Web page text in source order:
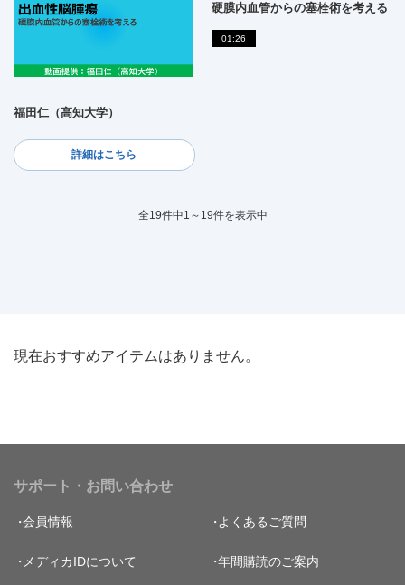
硬膜内血管からの塞栓術を考える
01:26
福田仁（高知大学）
詳細はこちら
全19件中1～19件を表示中
現在おすすめアイテムはありません。
サポート・お問い合わせ
会員情報 よくあるご質問
メディカIDについて 年間購読のご案内